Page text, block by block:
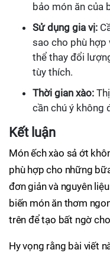
bảo món ăn của
Sử dụng gia vị:
sao cho phù hợp
thể thay đổi
tùy thích.
Thời gian xào:
cần chú ý không
Kết luận
Món ếch xào sả ớt
phù hợp cho những
đơn giản và nguyên
biến món ăn thơm
trên để tạo bất ngờ
Hy vọng rằng bài viết